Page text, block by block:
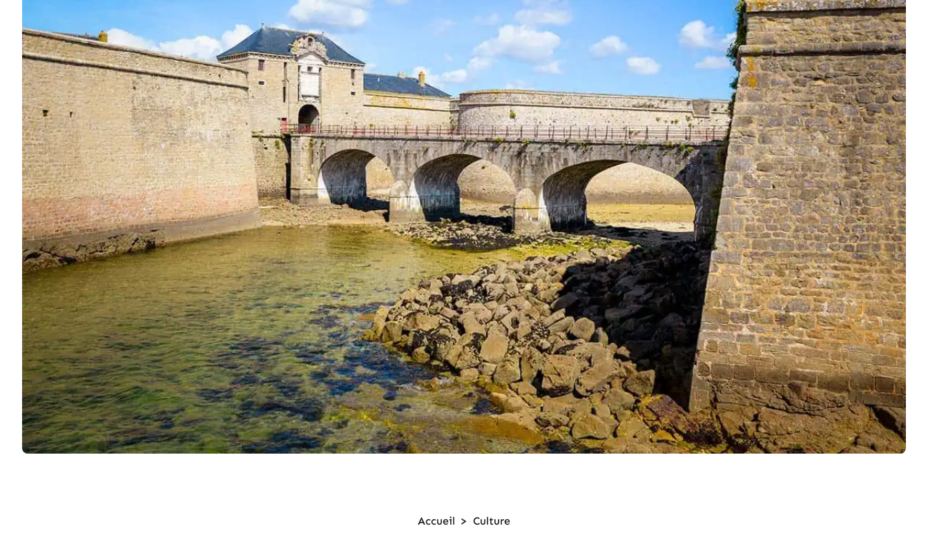
Accueil > Culture